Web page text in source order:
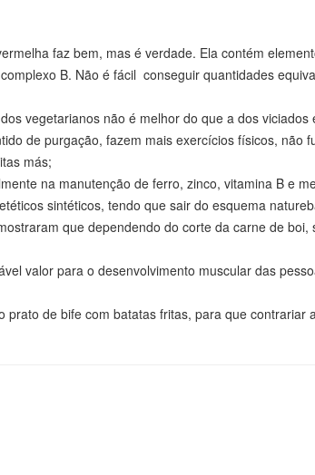
faz bem, mas é verdade. Ela contém
B. Não é fácil conseguir quantidades
vegetarianos não é melhor do que a dos
de purgação, fazem mais exercícios físicos, não
más;
na manutenção de ferro, zinco, vitamina B e
sintéticos, tendo que sair do esquema
que dependendo do corte da carne de boi,
valor para o desenvolvimento muscular das
prato de bife com batatas fritas, para que